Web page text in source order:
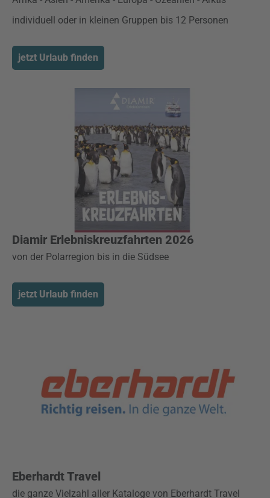
individuell oder in kleinen Gruppen bis 12 Personen
jetzt Urlaub finden
Diamir Erlebniskreuzfahrten 2026
von der Polarregion bis in die Südsee
jetzt Urlaub finden
Eberhardt Travel
die ganze Vielzahl aller Kataloge von Eberhardt Travel